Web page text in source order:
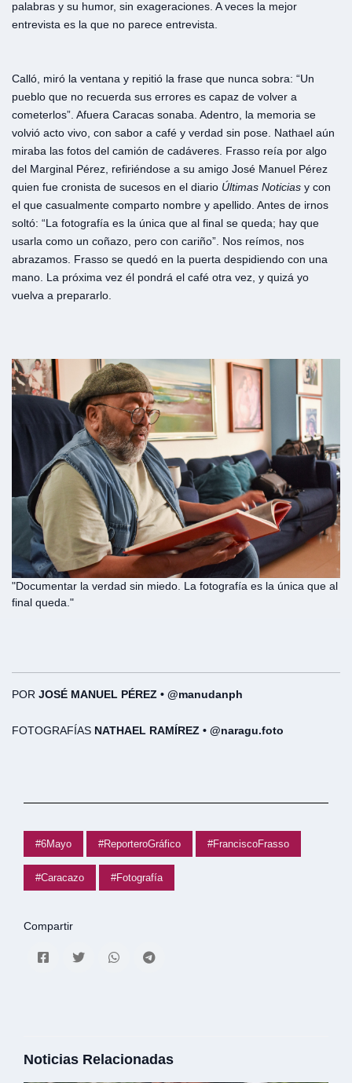
palabras y su humor, sin exageraciones. A veces la mejor
entrevista es la que no parece entrevista.
Calló, miró la ventana y repitió la frase que nunca sobra: “Un
pueblo que no recuerda sus errores es capaz de volver a
cometerlos”. Afuera Caracas sonaba. Adentro, la memoria se
volvió acto vivo, con sabor a café y verdad sin pose. Nathael aún
miraba las fotos del camión de cadáveres. Frasso reía por algo
del Marginal Pérez, refiriéndose a su amigo José Manuel Pérez
quien fue cronista de sucesos en el diario Últimas Noticias y con
el que casualmente comparto nombre y apellido. Antes de irnos
soltó: “La fotografía es la única que al final se queda; hay que
usarla como un coñazo, pero con cariño”. Nos reímos, nos
abrazamos. Frasso se quedó en la puerta despidiendo con una
mano. La próxima vez él pondrá el café otra vez, y quizá yo
vuelva a prepararlo.
"Documentar la verdad sin miedo. La fotografía es la única que al
final queda."
POR JOSÉ MANUEL PÉREZ • @manudanph
FOTOGRAFÍAS NATHAEL RAMÍREZ • @naragu.foto
#6Mayo #ReporteroGráfico #FranciscoFrasso
#Caracazo #Fotografía
Compartir
Noticias Relacionadas